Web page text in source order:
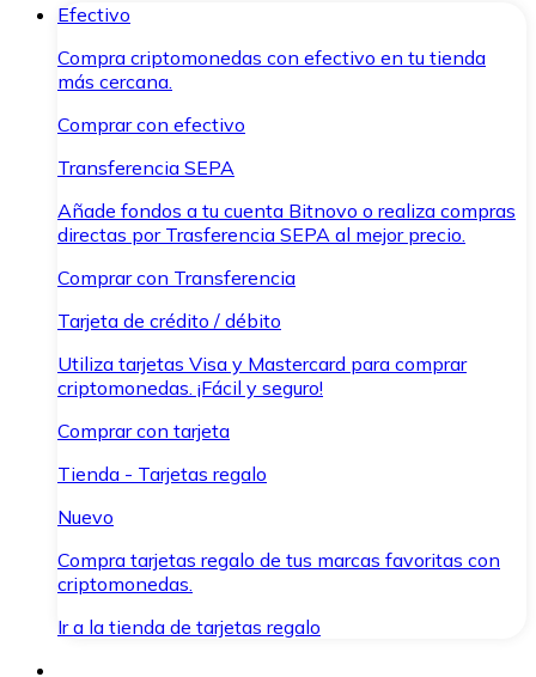
Efectivo
Compra criptomonedas con efectivo en tu tienda
más cercana.
Comprar con efectivo
Transferencia SEPA
Añade fondos a tu cuenta Bitnovo o realiza compras
directas por Trasferencia SEPA al mejor precio.
Comprar con Transferencia
Tarjeta de crédito / débito
Utiliza tarjetas Visa y Mastercard para comprar
criptomonedas. ¡Fácil y seguro!
Comprar con tarjeta
Tienda - Tarjetas regalo
Nuevo
Compra tarjetas regalo de tus marcas favoritas con
criptomonedas.
Ir a la tienda de tarjetas regalo